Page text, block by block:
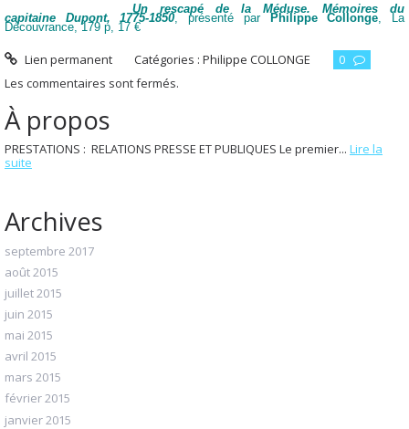
À propos
PRESTATIONS : RELATIONS PRESSE ET PUBLIQUES Le premier... Lire la
suite
Archives
septembre 2017
août 2015
juillet 2015
juin 2015
mai 2015
avril 2015
mars 2015
février 2015
janvier 2015
Un rescapé de la Méduse. Mémoires du
capitaine Dupont, 1775-1850,présenté par Philippe Collonge, La
Découvrance, 179 p, 17 €
Lien permanent Catégories :Philippe COLLONGE
0
Les commentaires sont fermés.